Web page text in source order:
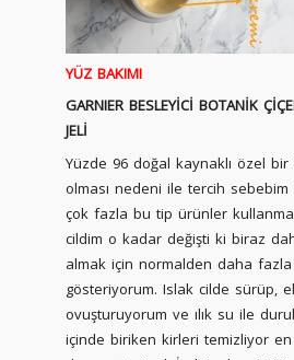
YÜZ BAKIMI
GARNIER BESLEYİCİ BOTANİK
JELİ
Yüzde 96 doğal kaynaklı özel
olması nedeni ile tercih
çok fazla bu tip ürünler
cildim o kadar değişti ki biraz
almak için normalden daha
gösteriyorum. Islak cilde sürüp,
ovuşturuyorum ve ılık su ile
içinde biriken kirleri temizliyor en